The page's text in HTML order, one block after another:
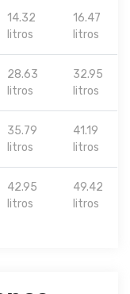
14.32
litros
16.47
litros
28.63
litros
32.95
litros
35.79
litros
41.19
litros
42.95
litros
49.42
litros